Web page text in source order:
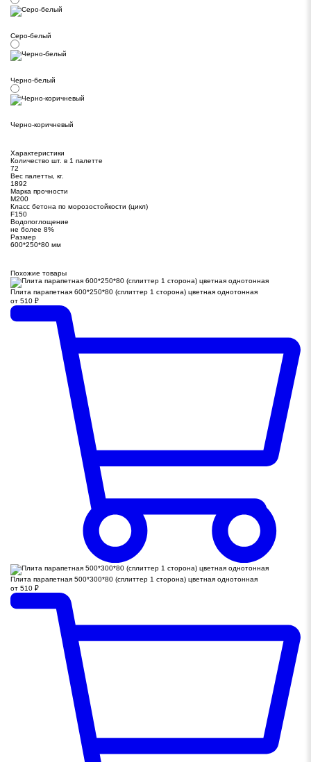
Серо-белый
Черно-белый
Черно-коричневый
Характеристики
Количество шт. в 1 палетте
72
Вес палетты, кг.
1892
Марка прочности
М200
Класс бетона по морозостойкости (цикл)
F150
Водопоглощение
не более 8%
Размер
600*250*80 мм
Похожие товары
Плита парапетная 600*250*80 (сплиттер 1 сторона) цветная однотонная
от 510 ₽
Плита парапетная 500*300*80 (сплиттер 1 сторона) цветная однотонная
от 510 ₽